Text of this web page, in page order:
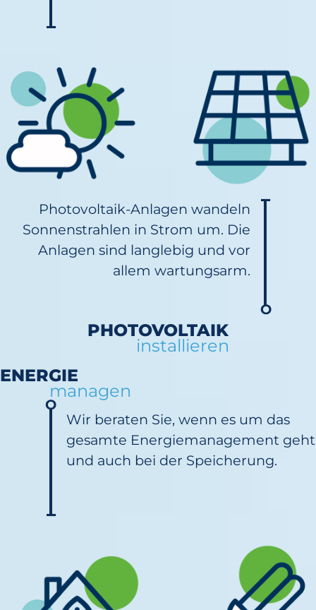
Photovoltaik-Anlagen wandeln
Sonnenstrahlen in Strom um. Die
Anlagen sind langlebig und vor
allem wartungsarm.
PHOTOVOLTAIK
installieren
ENERGIE
managen
Wir beraten Sie, wenn es um das
gesamte Energiemanagement geht
und auch bei der Speicherung.